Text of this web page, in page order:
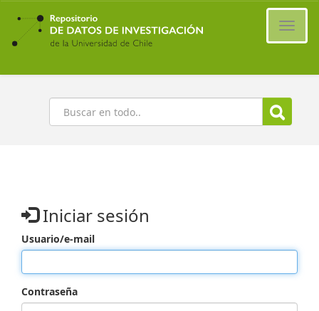
Ir
contenido
principal
Buscar
Iniciar sesión
Usuario/e-mail
Contraseña